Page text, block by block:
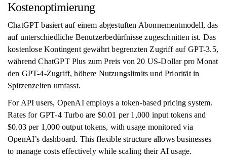
Kostenoptimierung
ChatGPT basiert auf einem abgestuften Abonnementmodell, das
auf unterschiedliche Benutzerbedürfnisse zugeschnitten ist. Das
kostenlose Kontingent gewährt begrenzten Zugriff auf GPT-3.5,
während ChatGPT Plus zum Preis von 20 US-Dollar pro Monat
den GPT-4-Zugriff, höhere Nutzungslimits und Priorität in
Spitzenzeiten umfasst.
For API users, OpenAI employs a token-based pricing system.
Rates for GPT-4 Turbo are $0.01 per 1,000 input tokens and
$0.03 per 1,000 output tokens, with usage monitored via
OpenAI’s dashboard. This flexible structure allows businesses
to manage costs effectively while scaling their AI usage.